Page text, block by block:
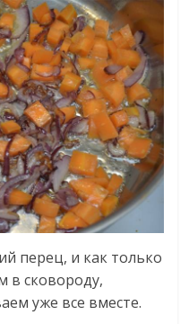
перец, и как только
в сковороду,
уже все вместе.